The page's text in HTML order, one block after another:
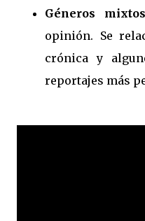
Géneros mixtos
opinión. Se
crónica y
reportajes más